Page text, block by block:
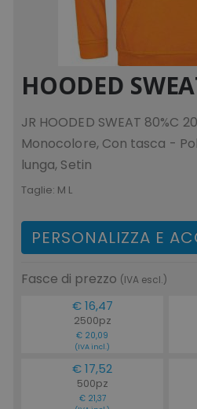
HOODED
JR HOODED SWEAT 80%C
Monocolore, Con tasca -
lunga, Setin
Taglie: M L
PERSONALIZZA E
Fasce di prezzo (IVA escl.)
€ 16,47
2500pz
€ 20,09
(IVA incl.)
€ 17,52
500pz
€ 21,37